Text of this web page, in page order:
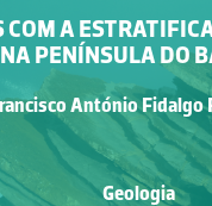
COM A
NA PENÍNSULA DO
António Fidalgo
Geologia